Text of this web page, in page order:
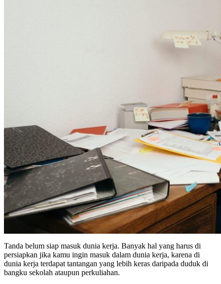
Tanda belum siap masuk dunia kerja. Banyak hal yang harus di
persiapkan jika kamu ingin masuk dalam dunia kerja, karena di
dunia kerja terdapat tantangan yang lebih keras daripada duduk di
bangku sekolah ataupun perkuliahan.